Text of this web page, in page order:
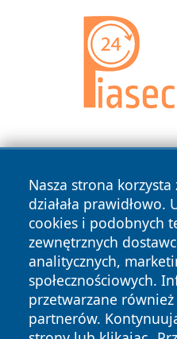
Nasza strona
działała
cookies i podobnych
zewnętrznych
analitycznych,
społecznościowych.
przetwarzane również
partnerów.
Copyright © 2026
zastrzeżone.
News Autorzy
Polityka